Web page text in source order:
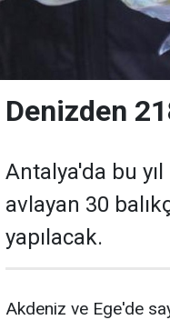
Denizden
Antalya'da bu yıl
avlayan 30
yapılacak.
Akdeniz ve Ege'de